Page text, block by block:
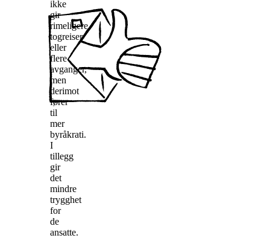
ikke
gir
rimeligere
togreiser
eller
flere
avganger,
men
derimot
fører
til
mer
byråkrati.
I
tillegg
gir
det
mindre
trygghet
for
de
ansatte.